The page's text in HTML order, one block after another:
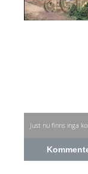
Just nu finns inga